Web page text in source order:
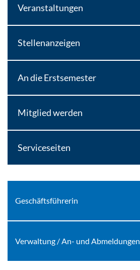
Veranstaltungen
Stellenanzeigen
An die Erstsemester
Mitglied werden
Serviceseiten
Geschäftsführerin
Verwaltung / An- und Abmeldungen